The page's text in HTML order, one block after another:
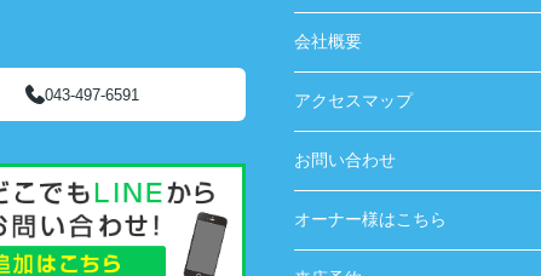
043-497-6591
会社概要
アクセスマップ
お問い合わせ
オーナー様はこちら